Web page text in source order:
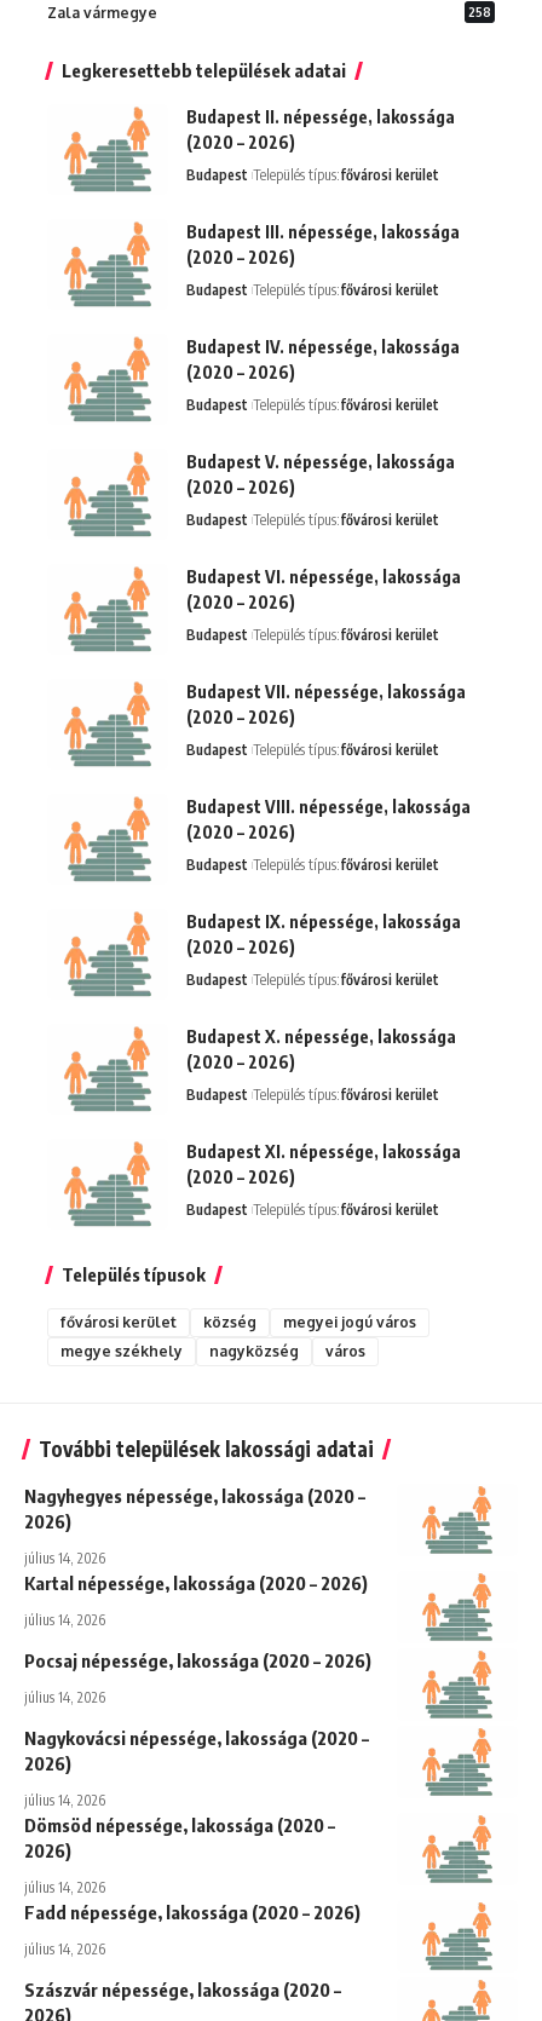
Zala vármegye 258
Legkeresettebb települések adatai
Budapest II. népessége, lakossága
(2020 – 2026)
Budapest Település típus:fővárosi kerület
Budapest III. népessége, lakossága
(2020 – 2026)
Budapest Település típus:fővárosi kerület
Budapest IV. népessége, lakossága
(2020 – 2026)
Budapest Település típus:fővárosi kerület
Budapest V. népessége, lakossága
(2020 – 2026)
Budapest Település típus:fővárosi kerület
Budapest VI. népessége, lakossága
(2020 – 2026)
Budapest Település típus:fővárosi kerület
Budapest VII. népessége, lakossága
(2020 – 2026)
Budapest Település típus:fővárosi kerület
Budapest VIII. népessége, lakossága
(2020 – 2026)
Budapest Település típus:fővárosi kerület
Budapest IX. népessége, lakossága
(2020 – 2026)
Budapest Település típus:fővárosi kerület
Budapest X. népessége, lakossága
(2020 – 2026)
Budapest Település típus:fővárosi kerület
Budapest XI. népessége, lakossága
(2020 – 2026)
Budapest Település típus:fővárosi kerület
Település típusok
fővárosi kerület község
megyei jogú város
megye székhely
nagyközség város
További települések lakossági adatai
Nagyhegyes népessége, lakossága (2020 –
2026)
július 14, 2026
Kartal népessége, lakossága (2020 – 2026)
július 14, 2026
Pocsaj népessége, lakossága (2020 – 2026)
július 14, 2026
Nagykovácsi népessége, lakossága (2020 –
2026)
július 14, 2026
Dömsöd népessége, lakossága (2020 –
2026)
július 14, 2026
Fadd népessége, lakossága (2020 – 2026)
július 14, 2026
Szászvár népessége, lakossága (2020 –
2026)